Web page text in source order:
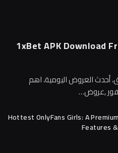
1xBet APK Download
أحدث العروض اليومية، اهم
,عروض…
Hottest OnlyFans Girls: A
Features